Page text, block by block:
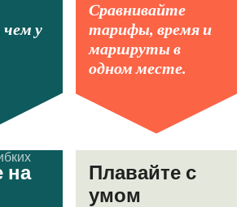
у
Сравнивайте
тарифы, время и
маршруты в
одном месте.
на
Плавайте с
умом